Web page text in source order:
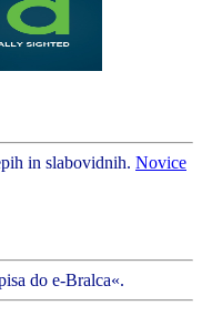
in slabovidnih. Novice
do e-Bralca«.